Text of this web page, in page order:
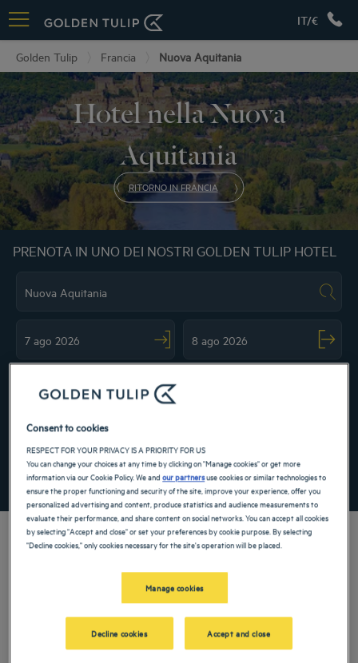
IT/€
Golden Tulip Francia Nuova Aquitania
Hotel nella Nuova
Aquitania
RITORNO IN FRANCIA
PRENOTA IN UNO DEI NOSTRI GOLDEN TULIP HOTEL
Navigate forward to interact with the calendar and select a date. Press the
Navigate backward to interact with the
TROVA UN HOTEL
Aggiungi un codice speciale
I nostri hotel Golden Tulip vi danno il benvenuto nella Nuova Aquitania.
Ristoranti, parcheggio, sala riunioni, camere comode: facciamo del nostro meglio
per rendere il vostro soggiorno il più confortevole possibile. La nostra ampia
gamma di servizi vi garantirà un piacevole momento di riposo e recupero.
Consent to cookies
RESPECT FOR YOUR PRIVACY IS A PRIORITY FOR US
You can change your choices at any time by clicking on "Manage cookies" or get more
information via our Cookie Policy. We andour partnersuse cookies or similar technologies to
ensure the proper functioning and security of the site, improve your experience, offer you
personalized advertising and content, produce statistics and audience measurements to
evaluate their performance, and share content on social networks. You can accept all cookies
by selecting "Accept and close" or set your preferences by cookie purpose. By selecting
"Decline cookies," only cookies necessary for the site's operation will be placed.
Manage cookies
Decline cookies Accept and close